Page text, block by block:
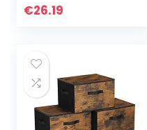
voordelig,
€26.19